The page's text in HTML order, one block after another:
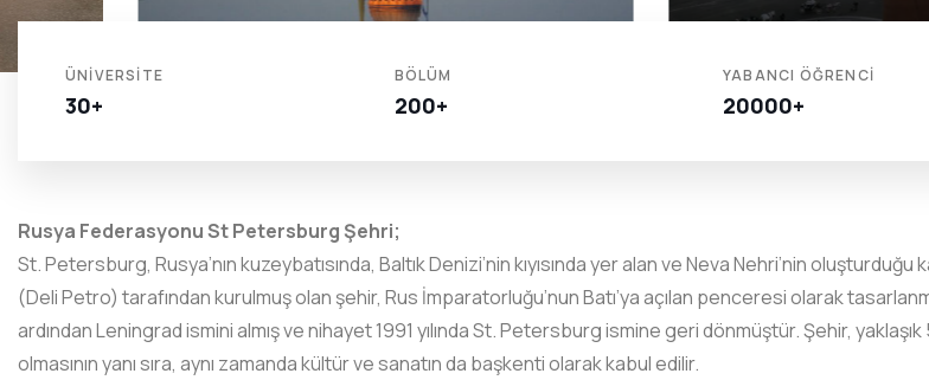
ÜNIVERSITE
30+
BÖLÜM
200+
YABANCI ÖĞRENCİ
20000+
Rusya Federasyonu St Petersburg Şehri;
St. Petersburg, Rusya’nın kuzeybatısında, Baltık Denizi’nin kıyısında yer alan ve Neva Nehri’nin
(Deli Petro) tarafından kurulmuş olan şehir, Rus İmparatorluğu’nun Batı’ya açılan penceresi olarak
ardından Leningrad ismini almış ve nihayet 1991 yılında St. Petersburg ismine geri dönmüştür. Şehir,
olmasının yanı sıra, aynı zamanda kültür ve sanatın da başkenti olarak kabul edilir.